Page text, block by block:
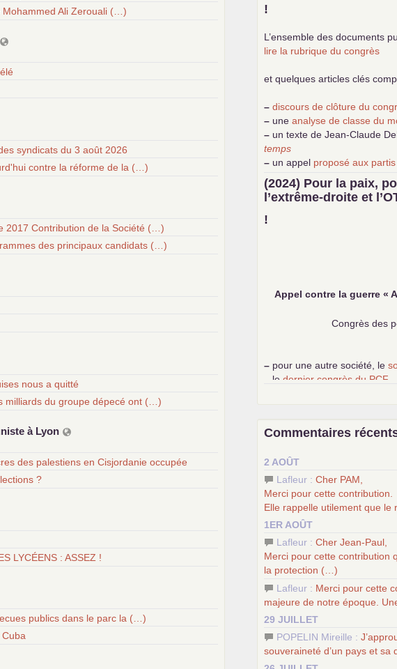
Mohammed Ali Zerouali (…)
syndicats du 3 août 2026
contre la réforme de la (…)
2017 Contribution de la Société (…)
des principaux candidats (…)
nous a quitté
milliards du groupe dépecé ont (…)
à Lyon
des palestiens en Cisjordanie occupée
?
LYCÉENS : ASSEZ !
publics dans le parc la (…)
!
L’ensemble des documents
lire la rubrique du congrès
et quelques articles clés
– discours de clôture du
– uneanalyse de classe du
– un texte de Jean-Claude
temps
– un appel proposé aux
–
demandez
le numéro 10
–lescinq chantiers pour
(2024) Pour la paix,
l’extrême-droite et l’
!
Appel contre la guerre «
Congrès des
– pour une autre société, le
ledernier congrès du PCF
temps
– lescinq chantiers pour
Commentaires
2 AOÛT
Lafleur :Cher PAM
Merci pour cette contribution.
Elle rappelle utilement que le
1ER AOÛT
Lafleur :Cher Jean-Paul,
Merci pour cette contribution
la protection (…)
Lafleur : Merci pour cette
majeure de notre époque.
29 JUILLET
POPELIN Mireille :
souveraineté d’un pays et